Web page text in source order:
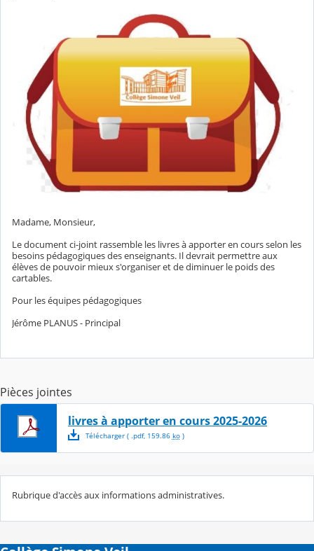
Madame, Monsieur,
Le document ci-joint rassemble les livres à apporter en cours selon les
besoins pédagogiques des enseignants. Il devrait permettre aux
élèves de pouvoir mieux s'organiser et de diminuer le poids des
cartables.
Pour les équipes pédagogiques
Jérôme PLANUS - Principal
Pièces jointes
livres à apporter en cours 2025-2026
Télécharger( .pdf, 159.86 ko)
Rubrique d'accès aux informations administratives.